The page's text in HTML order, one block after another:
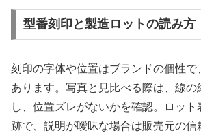
型番刻印と製造ロットの読み方
刻印の字体や位置はブランドの個性で
あります。写真と見比べる際は、線の
し、位置ズレがないかを確認。ロッ
跡で、説明が曖昧な場合は販売元の信